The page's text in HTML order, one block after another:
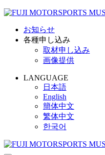
お知らせ
各種申し込み
取材申し込み
画像提供
LANGUAGE
日本語
English
簡体中文
繁体中文
한국어